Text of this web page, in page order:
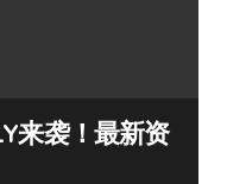
来袭！最新资